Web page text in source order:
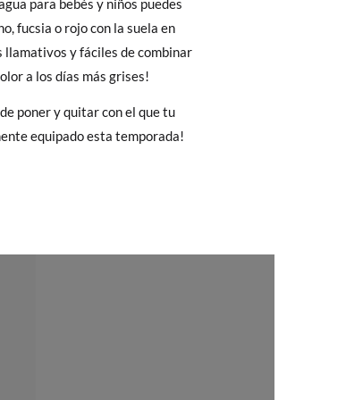
para bebés y niños puedes
fucsia o rojo con la suela en
llamativos y fáciles de combinar
a los días más grises!
poner y quitar con el que tu
equipado esta temporada!
Devoluciones
de nuestra web
todo: te mandaremos otra
que preocuparte por nada!
un mensajero para que te
14,5